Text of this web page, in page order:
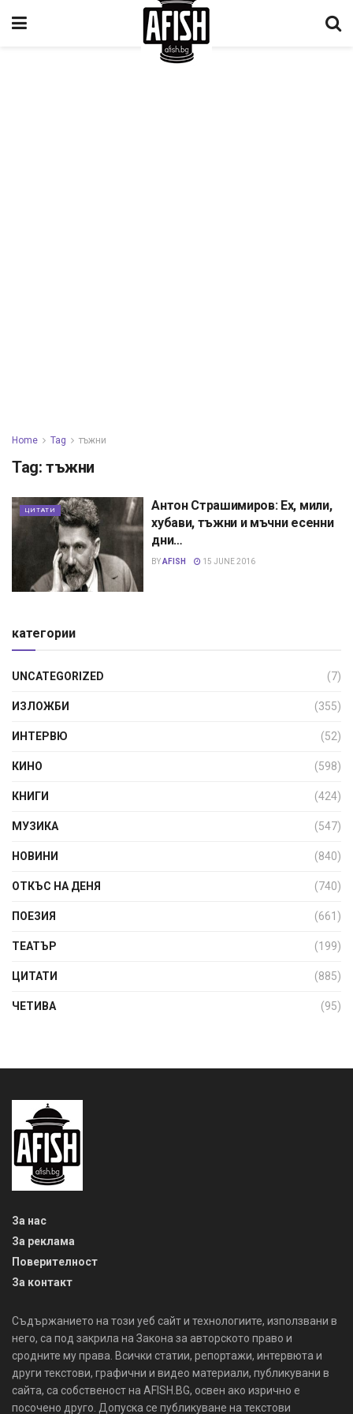
Home Tag тъжни
Tag: тъжни
ЦИТАТИ
Антон Страшимиров: Ех, мили,
хубави, тъжни и мъчни есенни
дни…
BYAFISH 15 JUNE 2016
категории
UNCATEGORIZED (7)
ИЗЛОЖБИ (355)
ИНТЕРВЮ (52)
КИНО (598)
КНИГИ (424)
МУЗИКА (547)
НОВИНИ (840)
ОТКЪС НА ДЕНЯ (740)
ПОЕЗИЯ (661)
ТЕАТЪР (199)
ЦИТАТИ (885)
ЧЕТИВА (95)
За нас
За реклама
Поверителност
За контакт
Съдържанието на този уеб сайт и технологиите, използвани в
него, са под закрила на Закона за авторското право и
сродните му права. Всички статии, репортажи, интервюта и
други текстови, графични и видео материали, публикувани в
сайта, са собственост на AFISH.BG, освен ако изрично е
посочено друго. Допуска се публикуване на текстови